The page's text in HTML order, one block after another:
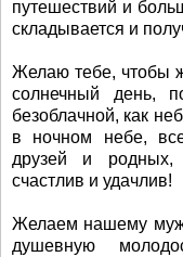
путешествий и
складывается и
Желаю тебе, чтобы
солнечный день,
безоблачной, как
в ночном небе,
друзей и родных,
счастлив и удачлив!
Желаем нашему
душевную